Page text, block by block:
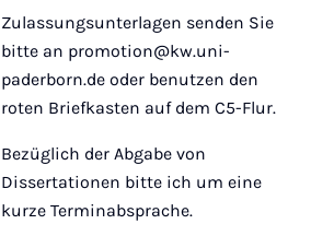
Zulassungsunterlagen senden Sie
bitte an promotion@kw.uni-
paderborn.de oder benutzen den
roten Briefkasten auf dem C5-Flur.
Bezüglich der Abgabe von
Dissertationen bitte ich um eine
kurze Terminabsprache.